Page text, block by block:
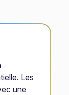
Les
une